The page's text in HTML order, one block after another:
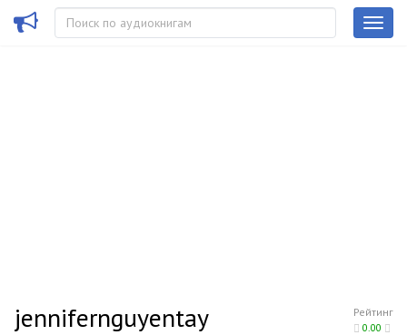
Рейтинг
0.00
jennifernguyentay